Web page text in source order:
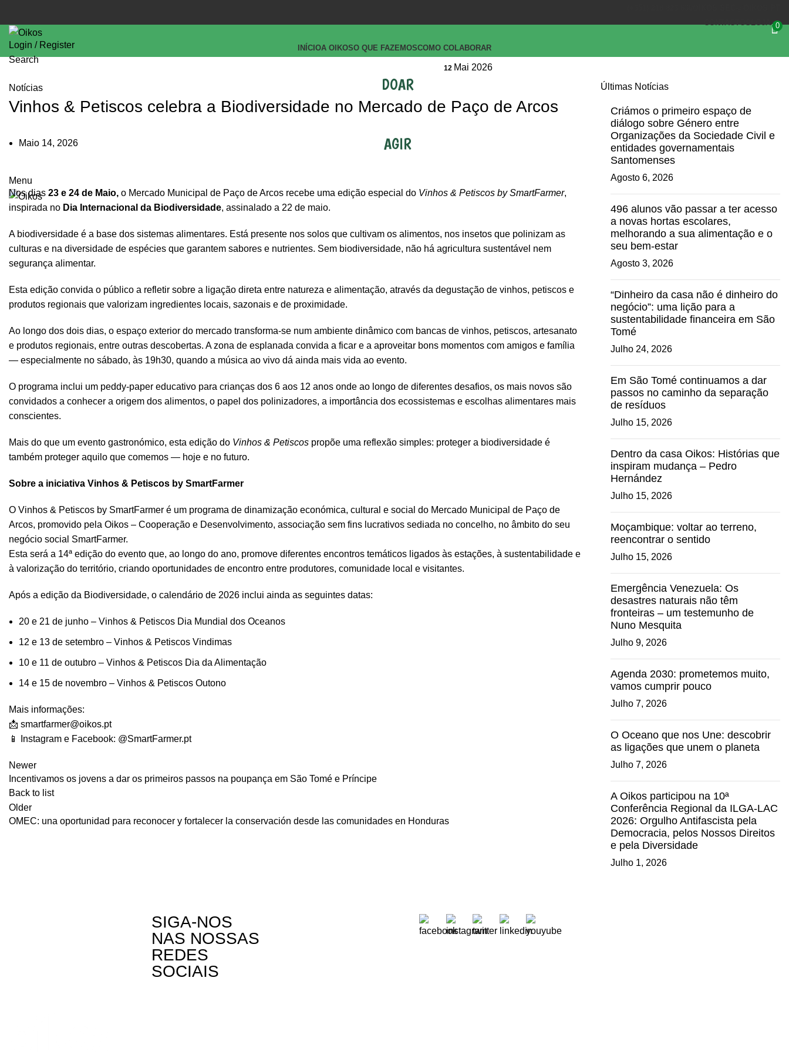
CONTACTOSLOJA 0
Login / Register
Search
INÍCIOA OIKOSO QUE FAZEMOSCOMO COLABORAR
DOAR
AGIR
Menu
Notícias
Vinhos & Petiscos celebra a Biodiversidade no Mercado de Paço de Arcos
Maio 14, 2026
12 Mai 2026
Nos dias 23 e 24 de Maio, o Mercado Municipal de Paço de Arcos recebe uma edição especial do Vinhos & Petiscos by SmartFarmer,
inspirada no Dia Internacional da Biodiversidade, assinalado a 22 de maio.
A biodiversidade é a base dos sistemas alimentares. Está presente nos solos que cultivam os alimentos, nos insetos que polinizam as
culturas e na diversidade de espécies que garantem sabores e nutrientes. Sem biodiversidade, não há agricultura sustentável nem
segurança alimentar.
Esta edição convida o público a refletir sobre a ligação direta entre natureza e alimentação, através da degustação de vinhos, petiscos e
produtos regionais que valorizam ingredientes locais, sazonais e de proximidade.
Ao longo dos dois dias, o espaço exterior do mercado transforma-se num ambiente dinâmico com bancas de vinhos, petiscos, artesanato
e produtos regionais, entre outras descobertas. A zona de esplanada convida a ficar e a aproveitar bons momentos com amigos e família
— especialmente no sábado, às 19h30, quando a música ao vivo dá ainda mais vida ao evento.
O programa inclui um peddy-paper educativo para crianças dos 6 aos 12 anos onde ao longo de diferentes desafios, os mais novos são
convidados a conhecer a origem dos alimentos, o papel dos polinizadores, a importância dos ecossistemas e escolhas alimentares mais
conscientes.
Mais do que um evento gastronómico, esta edição do Vinhos & Petiscos propõe uma reflexão simples: proteger a biodiversidade é
também proteger aquilo que comemos — hoje e no futuro.
Sobre a iniciativa Vinhos & Petiscos by SmartFarmer
O Vinhos & Petiscos by SmartFarmer é um programa de dinamização económica, cultural e social do Mercado Municipal de Paço de
Arcos, promovido pela Oikos – Cooperação e Desenvolvimento, associação sem fins lucrativos sediada no concelho, no âmbito do seu
negócio social SmartFarmer.
Esta será a 14ª edição do evento que, ao longo do ano, promove diferentes encontros temáticos ligados às estações, à sustentabilidade e
à valorização do território, criando oportunidades de encontro entre produtores, comunidade local e visitantes.
Após a edição da Biodiversidade, o calendário de 2026 inclui ainda as seguintes datas:
20 e 21 de junho – Vinhos & Petiscos Dia Mundial dos Oceanos
12 e 13 de setembro – Vinhos & Petiscos Vindimas
10 e 11 de outubro – Vinhos & Petiscos Dia da Alimentação
14 e 15 de novembro – Vinhos & Petiscos Outono
Mais informações:
📩 smartfarmer@oikos.pt
📱 Instagram e Facebook: @SmartFarmer.pt
Newer
Incentivamos os jovens a dar os primeiros passos na poupança em São Tomé e Príncipe
Back to list
Older
OMEC: una oportunidad para reconocer y fortalecer la conservación desde las comunidades en Honduras
Últimas Notícias
Criámos o primeiro espaço de
diálogo sobre Género entre
Organizações da Sociedade Civil e
entidades governamentais
Santomenses
Agosto 6, 2026
496 alunos vão passar a ter acesso
a novas hortas escolares,
melhorando a sua alimentação e o
seu bem-estar
Agosto 3, 2026
“Dinheiro da casa não é dinheiro do
negócio”: uma lição para a
sustentabilidade financeira em São
Tomé
Julho 24, 2026
Em São Tomé continuamos a dar
passos no caminho da separação
de resíduos
Julho 15, 2026
Dentro da casa Oikos: Histórias que
inspiram mudança – Pedro
Hernández
Julho 15, 2026
Moçambique: voltar ao terreno,
reencontrar o sentido
Julho 15, 2026
Emergência Venezuela: Os
desastres naturais não têm
fronteiras – um testemunho de
Nuno Mesquita
Julho 9, 2026
Agenda 2030: prometemos muito,
vamos cumprir pouco
Julho 7, 2026
O Oceano que nos Une: descobrir
as ligações que unem o planeta
Julho 7, 2026
A Oikos participou na 10ª
Conferência Regional da ILGA-LAC
2026: Orgulho Antifascista pela
Democracia, pelos Nossos Direitos
e pela Diversidade
Julho 1, 2026
SIGA-NOS
NAS NOSSAS
REDES
SOCIAIS